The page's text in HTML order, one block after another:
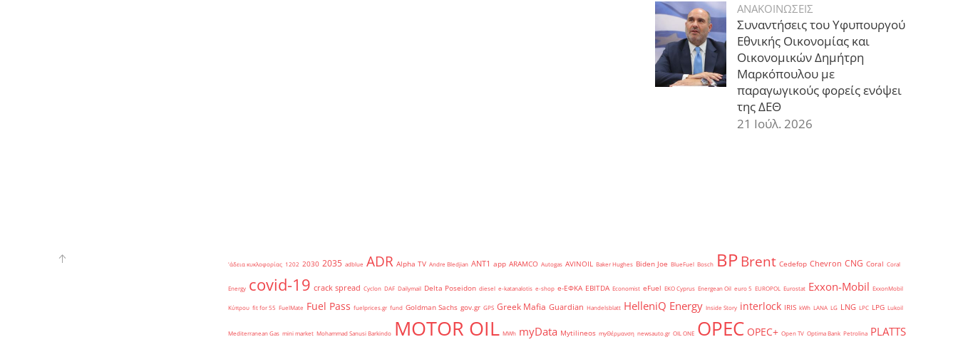
ΑΝΑΚΟΙΝΩΣΕΙΣ
Συναντήσεις του Υφυπουργού
Εθνικής Οικονομίας και
Οικονομικών Δημήτρη
Μαρκόπουλου με
παραγωγικούς φορείς ενόψει
της ΔΕΘ
21 Ιούλ. 2026
'άδεια κυκλοφορίας 1202 2030 2035 adblue ADR Alpha TV Andre Bledjian ANT1 app ARAMCO Autogas AVINOIL Baker Hughes Biden Joe BlueFuel Bosch BPBrent Cedefop Chevron CNG Coral Coral
Energy covid-19 crack spread Cyclon DAF Dailymail Delta Poseidon diesel e-katanalotis e-shop e-ΕΦΚΑ EBITDA Economist eFuel EKO Cyprus Energean Oil euro 5 EUROPOL Eurostat Exxon-Mobil ExxonMobil
Κύπρου fit for 55 FuelMate Fuel Pass fuelprices.gr fund Goldman Sachs gov.gr GPS Greek Mafia Guardian Handelsblatt HelleniQ Energy Inside Story interlock IRIS kWh LANA LG LNG LPC LPG Lukoil
Mediterranean Gas mini market Mohammad Sanusi Barkindo MOTOR OIL MWh myData Mytilineos myΘέρμανση newsauto.gr OIL ONE OPEC OPEC+ Open TV Optima Bank Petrolina PLATTS